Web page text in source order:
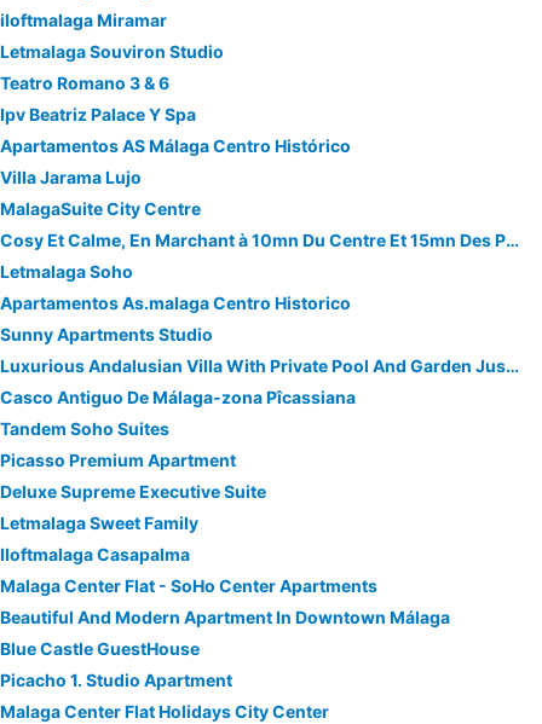
iloftmalaga Miramar
Letmalaga Souviron Studio
Teatro Romano 3 & 6
Ipv Beatriz Palace Y Spa
Apartamentos AS Málaga Centro Histórico
Villa Jarama Lujo
MalagaSuite City Centre
Cosy Et Calme, En Marchant à 10mn Du Centre Et 15mn Des Plages
Letmalaga Soho
Apartamentos As.malaga Centro Historico
Sunny Apartments Studio
Luxurious Andalusian Villa With Private Pool And Garden Just 20 Minutes From The
Casco Antiguo De Málaga-zona Pîcassiana
Tandem Soho Suites
Picasso Premium Apartment
Deluxe Supreme Executive Suite
Letmalaga Sweet Family
Iloftmalaga Casapalma
Malaga Center Flat - SoHo Center Apartments
Beautiful And Modern Apartment In Downtown Málaga
Blue Castle GuestHouse
Picacho 1. Studio Apartment
Malaga Center Flat Holidays City Center